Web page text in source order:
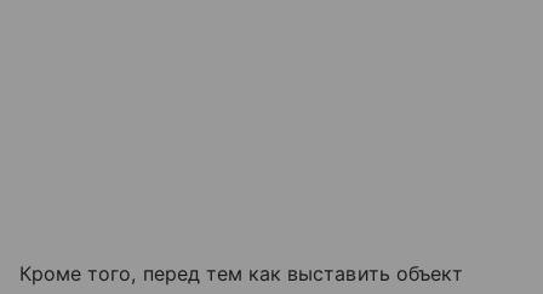
Кроме того, перед тем как выставить объект